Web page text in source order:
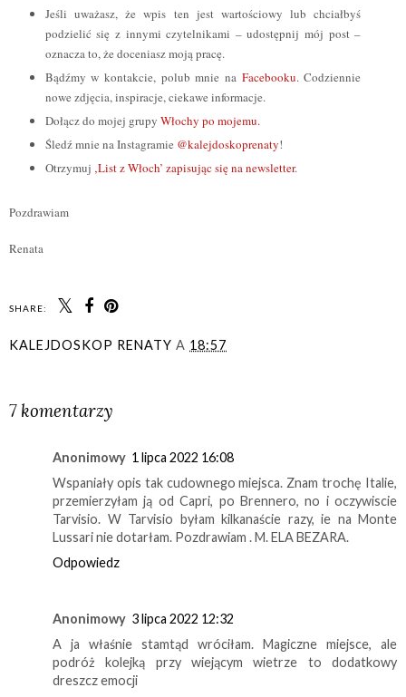
Jeśli uważasz, że wpis ten jest wartościowy lub chciałbyś
podzielić się z innymi czytelnikami – udostępnij mój post –
oznacza to, że doceniasz moją pracę.
Bądźmy w kontakcie, polub mnie na Facebooku. Codziennie
nowe zdjęcia, inspiracje, ciekawe informacje.
Dołącz do mojej grupy Włochy po mojemu.
Śledź mnie na Instagramie @kalejdoskoprenaty!
Otrzymuj ‚List z Włoch’ zapisując się na newsletter.
Pozdrawiam
Renata
SHARE:
KALEJDOSKOP RENATY A 18:57
7 komentarzy
Anonimowy 1 lipca 2022 16:08
Wspaniały opis tak cudownego miejsca. Znam trochę Italie,
przemierzyłam ją od Capri, po Brennero, no i oczywiscie
Tarvisio. W Tarvisio byłam kilkanaście razy, ie na Monte
Lussari nie dotarłam. Pozdrawiam . M. ELA BEZARA.
Odpowiedz
Anonimowy 3 lipca 2022 12:32
A ja właśnie stamtąd wróciłam. Magiczne miejsce, ale
podróż kolejką przy wiejącym wietrze to dodatkowy
dreszcz emocji